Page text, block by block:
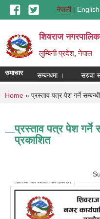
Skip to main contentनेपाली English
शिवराज
लुम्बिनी प्रदेश, नेपाल
समाचार
तोकिएको सम्बन्धमा । सरुवा
You are here
Home » प्रस्ताव पत्र पेश गर्ने
प्रस्ताव पत्र पेश गर्ने
प्रकाशित